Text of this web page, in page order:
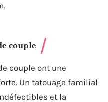
couple
couple ont une
Un tatouage familial
et la